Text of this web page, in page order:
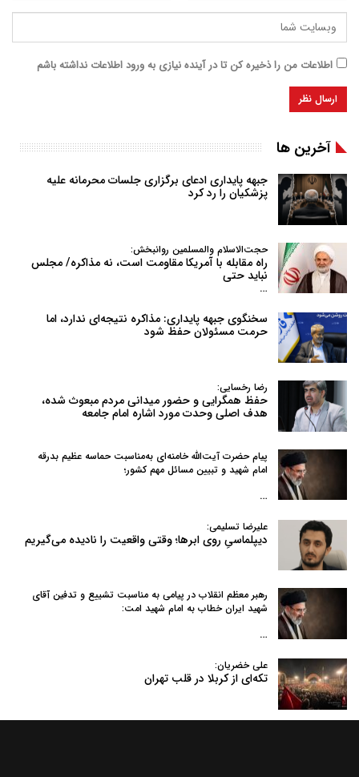
اطلاعات من را ذخیره کن تا در آینده نیازی به ورود اطلاعات نداشته باشم
آخرین ها
جبهه پایداری ادعای برگزاری جلسات محرمانه علیه
پزشکیان را رد کرد
حجت‌الاسلام والمسلمین روانبخش:
راه مقابله با آمریکا مقاومت است، نه مذاکره/ مجلس
نباید حتی
…
سخنگوی جبهه پایداری: مذاکره نتیجه‌ای ندارد، اما
حرمت مسئولان حفظ شود
رضا رخسایی:
حفظ همگرایی و حضور میدانی مردم مبعوث شده،
هدف اصلی وحدت مورد اشاره امام جامعه
پیام حضرت آیت‌الله خامنه‌ای به‌مناسبت حماسه عظیم بدرقه
امام شهید و تبیین مسائل مهم کشور؛
…
علیرضا تسلیمی:
دیپلماسیِ روی ابرها؛ وقتی واقعیت را نادیده می‌گیریم
رهبر معظم انقلاب در پیامی به‌ مناسبت تشییع و تدفین آقای
شهید ایران خطاب به امام شهید امت:
…
علی خضریان:
تکه‌ای از کربلا در قلب تهران